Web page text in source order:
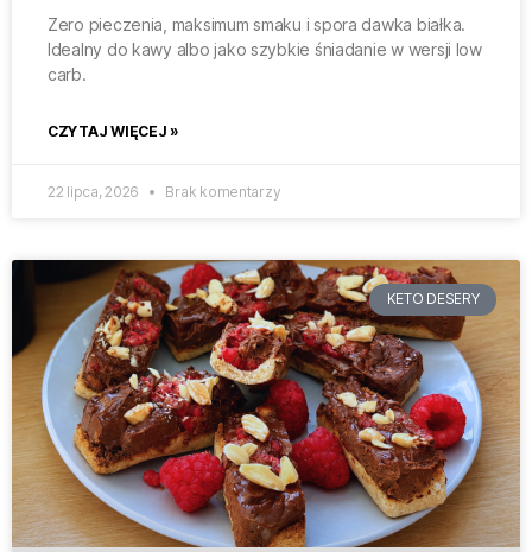
Zero pieczenia, maksimum smaku i spora dawka białka.
Idealny do kawy albo jako szybkie śniadanie w wersji low
carb.
CZYTAJ WIĘCEJ »
22 lipca, 2026 Brak komentarzy
KETO DESERY